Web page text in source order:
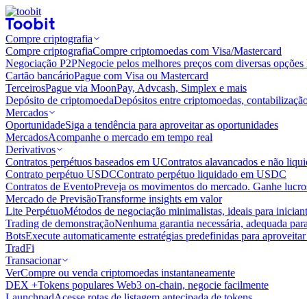
Compre criptografia
Compre criptografiaCompre criptomoedas com Visa/Mastercard
Negociação P2PNegocie pelos melhores preços com diversas
Cartão bancárioPague com Visa ou Mastercard
TerceirosPague via MoonPay, Advcash, Simplex e mais
Depósito de criptomoedaDepósitos entre criptomoedas,
Mercados
OportunidadeSiga a tendência para aproveitar as oportunidades
MercadosAcompanhe o mercado em tempo real
Derivativos
Contratos perpétuos baseados em UContratos alavancados e não
Contrato perpétuo USDCContrato perpétuo liquidado em USDC
Contratos de EventoPreveja os movimentos do mercado. Ganhe
Mercado de PrevisãoTransforme insights em valor
Lite PerpétuoMétodos de negociação minimalistas, ideais para
Trading de demonstraçãoNenhuma garantia necessária, adequada
BotsExecute automaticamente estratégias predefinidas para
TradFi
Transacionar
VerCompre ou venda criptomoedas instantaneamente
DEX +Tokens populares Web3 on-chain, negocie facilmente